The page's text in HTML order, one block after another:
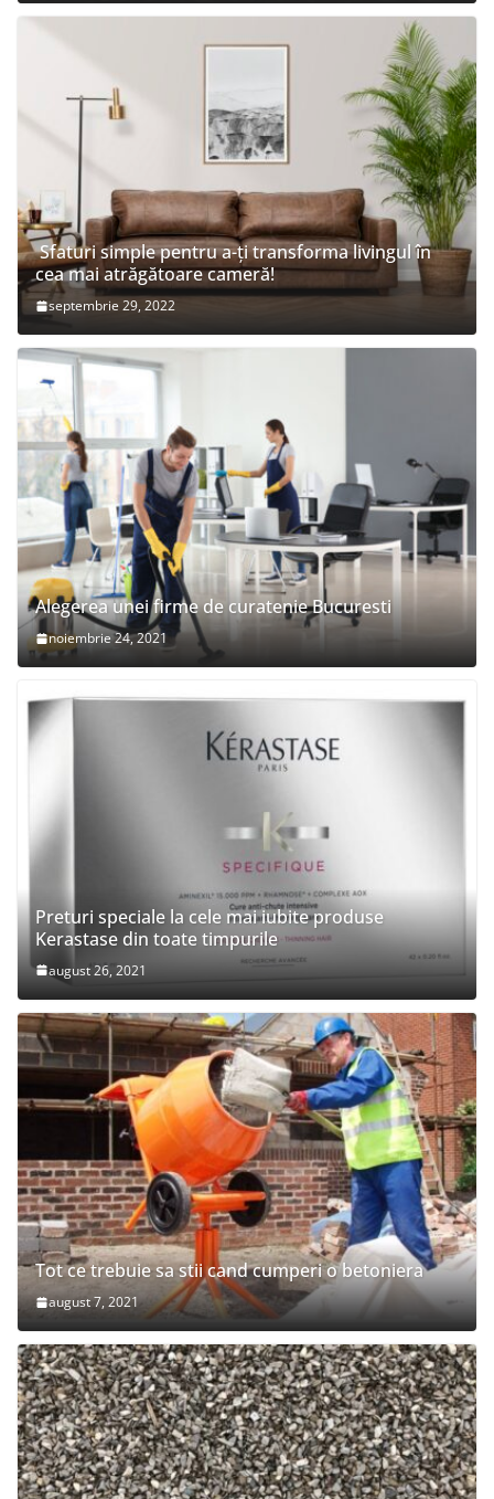
Sfaturi simple pentru a-ți transforma livingul în
cea mai atrăgătoare cameră!
septembrie 29, 2022
Alegerea unei firme de curatenie Bucuresti
noiembrie 24, 2021
Preturi speciale la cele mai iubite produse
Kerastase din toate timpurile
august 26, 2021
Tot ce trebuie sa stii cand cumperi o betoniera
august 7, 2021